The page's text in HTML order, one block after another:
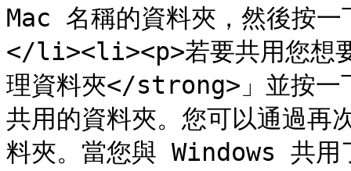
Mac 名稱的資料夾，然後按
</li><li><p>若要共用您想
理資料夾</strong>」並按
共用的資料夾。您可以通過
料夾。當您與 Windows 共用